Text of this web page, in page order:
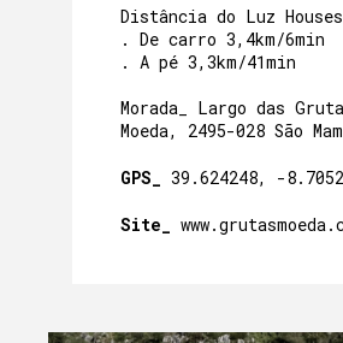
Distância do Luz Houses
. De carro 3,4km/6min
. A pé 3,3km/41min
Morada_ Largo das
Moeda, 2495-028 São
GPS_ 39.624248, -
Site_